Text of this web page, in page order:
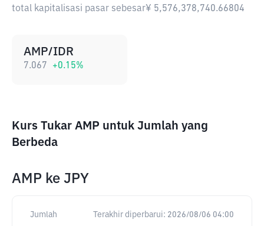
total kapitalisasi pasar sebesar¥ 5,576,378,740.66804
AMP/IDR
7.067 +0.15%
Kurs Tukar AMP untuk Jumlah yang
Berbeda
AMP ke JPY
Jumlah Terakhir diperbarui: 2026/08/06 04:00